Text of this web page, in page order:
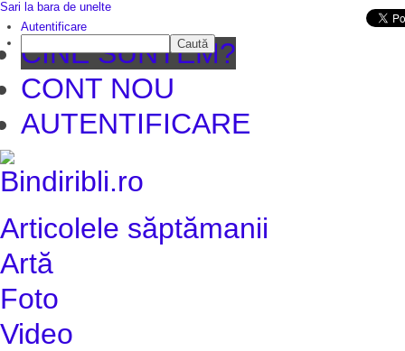
CINE SUNTEM?
CONT NOU
AUTENTIFICARE
Articolele săptămanii
Artă
Foto
Video
Sari la bara de unelte
Autentificare
Caută